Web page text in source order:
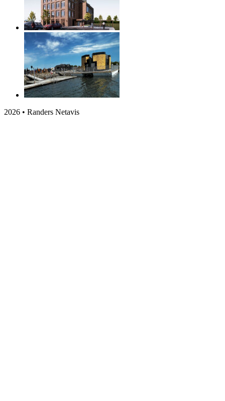
2026 • Randers Netavis